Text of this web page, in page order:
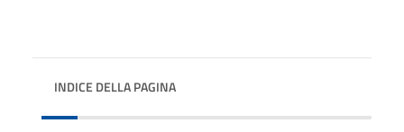
INDICE DELLA PAGINA